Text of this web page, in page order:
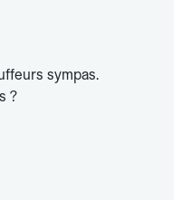
sympas.
?